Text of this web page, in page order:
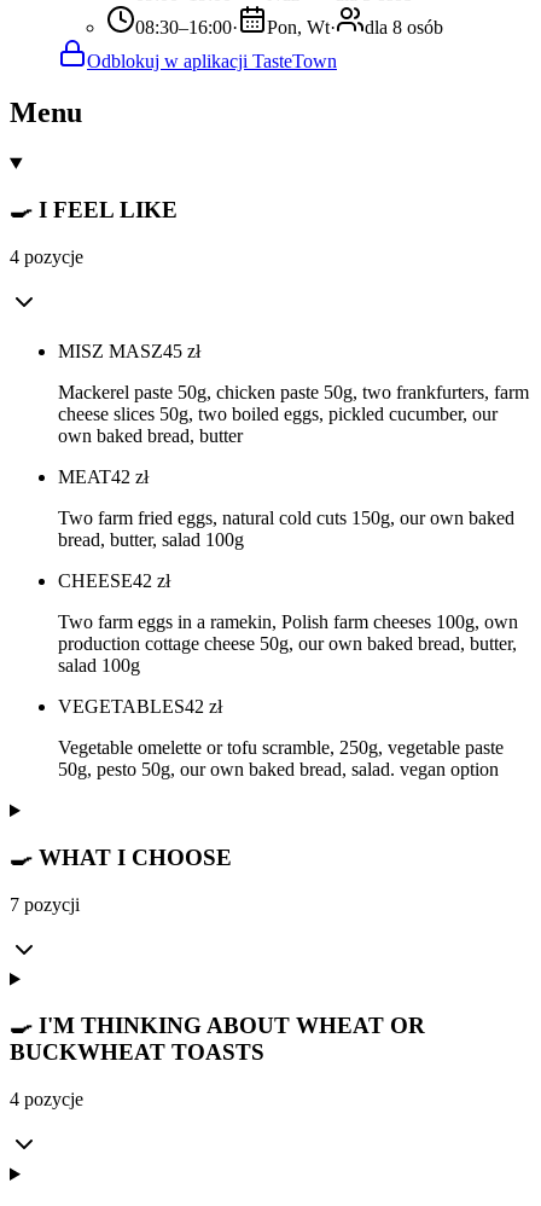
08:30–16:00· Pon, Wt·
dla 8 osób
Odblokuj w aplikacji TasteTown
Menu
🍳 I FEEL LIKE
4 pozycje
MISZ MASZ45 zł
Mackerel paste 50g, chicken paste 50g, two frankfurters, farm
cheese slices 50g, two boiled eggs, pickled cucumber, our
own baked bread, butter
MEAT42 zł
Two farm fried eggs, natural cold cuts 150g, our own baked
bread, butter, salad 100g
CHEESE42 zł
Two farm eggs in a ramekin, Polish farm cheeses 100g, own
production cottage cheese 50g, our own baked bread, butter,
salad 100g
VEGETABLES42 zł
Vegetable omelette or tofu scramble, 250g, vegetable paste
50g, pesto 50g, our own baked bread, salad. vegan option
🍳 WHAT I CHOOSE
7 pozycji
🍳 I'M THINKING ABOUT WHEAT OR
BUCKWHEAT TOASTS
4 pozycje